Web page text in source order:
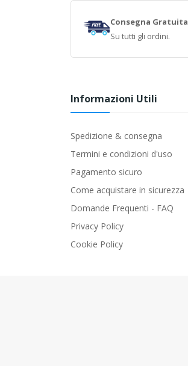
Consegna Gratuita
Su tutti gli ordini.
Informazioni Utili
Spedizione & consegna
Termini e condizioni d'uso
Pagamento sicuro
Come acquistare in sicurezza
Domande Frequenti - FAQ
Privacy Policy
Cookie Policy